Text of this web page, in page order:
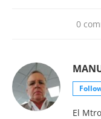
0
El